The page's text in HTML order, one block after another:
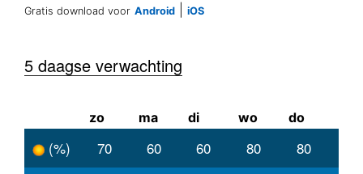
Gratis download voor Android iOS
5 daagse verwachting
zo ma di wo do
(%) 70 60 60 80
80